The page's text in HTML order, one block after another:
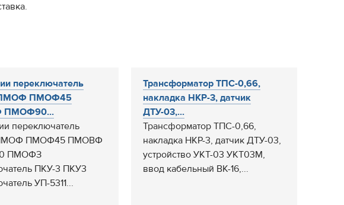
переключатель
ПМОФ45
переключатель
ПМОФ45 ПМОВФ
ПМОФЗ
ПКУ-3 ПКУ3
УП-5311...
Трансформатор ТПС-0,66,
накладка НКР-3, датчик
ДТУ-03,...
Трансформатор ТПС-0,66,
накладка НКР-3, датчик ДТУ-03,
устройство УКТ-03 УКТ03М,
ввод кабельный ВК-16,...